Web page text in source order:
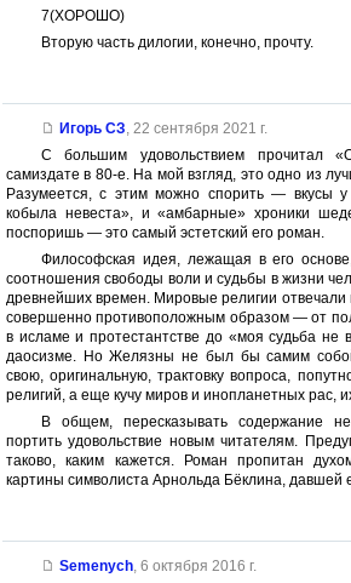
7(ХОРОШО)
Вторую часть дилогии, конечно, прочту.
Игорь СЗ, 22 сентября 2021 г.
С большим удовольствием прочитал
самиздате в 80-е. На мой взгляд, это одно из
Разумеется, с этим можно спорить — вкусы
кобыла невеста», и «амбарные» хроники
поспоришь — это самый эстетский его роман.
Философская идея, лежащая в его
соотношения свободы воли и судьбы в жизни
древнейших времен. Мировые религии отвечали
совершенно противоположным образом — от
в исламе и протестантстве до «моя судьба
даосизме. Но Желязны не был бы самим
свою, оригинальную, трактовку вопроса,
религий, а еще кучу миров и инопланетных рас,
В общем, пересказывать содержание
портить удовольствие новым читателям.
таково, каким кажется. Роман пропитан
картины символиста Арнольда Бёклина, давшей
Semenych, 6 октября 2016 г.